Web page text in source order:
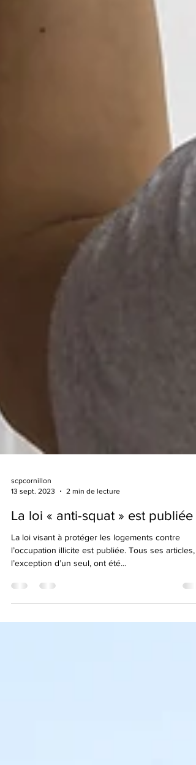
scpcornillon
La loi « anti-squat » est publiée
La loi visant à protéger les logements contre
l’occupation illicite est publiée. Tous ses articles, à